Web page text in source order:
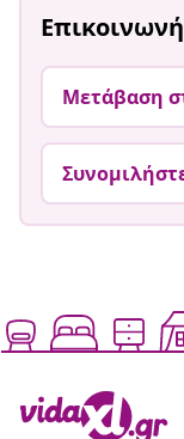
Μετάβαση